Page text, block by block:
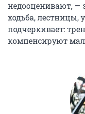
недооценивают, —
ходьба, лестницы,
подчеркивает:
компенсируют